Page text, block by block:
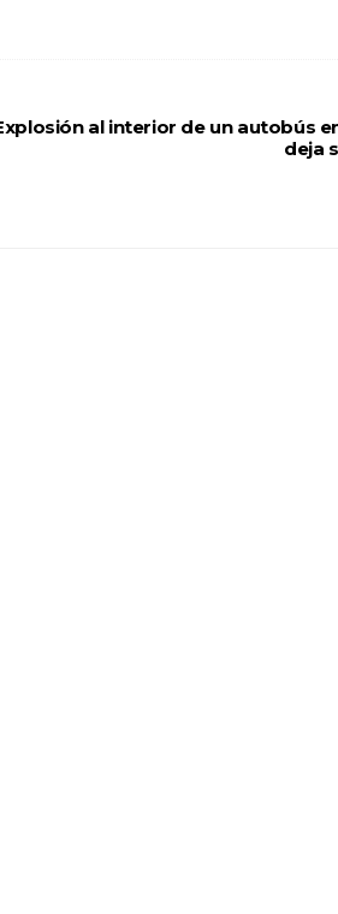
al interior de un autobús
deja